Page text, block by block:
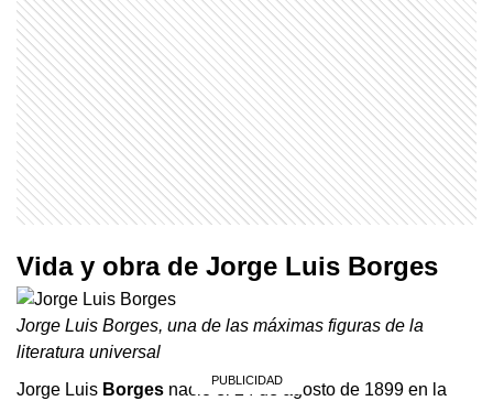
Vida y obra de Jorge Luis Borges
Jorge Luis Borges, una de las máximas figuras de la
literatura universal
Jorge Luis Borges nació el 24 de agosto de 1899 en la